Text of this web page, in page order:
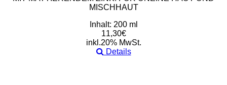
MISCHHAUT
Inhalt: 200 ml
11,30€
inkl.20% MwSt.
Details